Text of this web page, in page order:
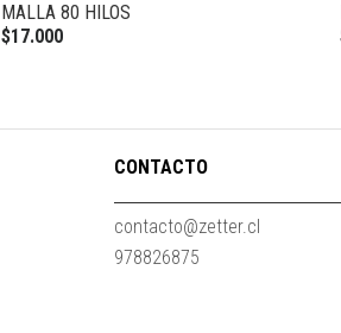
MALLA 80 HILOS
$17.000
CONTACTO
contacto@zetter.cl
978826875